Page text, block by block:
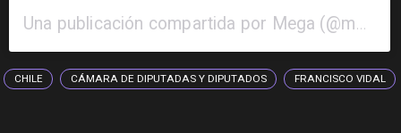
Una publicación compartida por Mega (@mega.tv)
CHILE CÁMARA DE DIPUTADAS Y DIPUTADOS FRANCISCO VIDAL